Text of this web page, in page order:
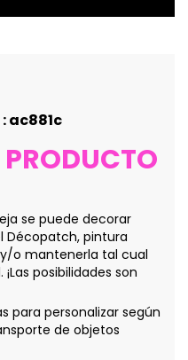
ac881c
PRODUCTO
se puede decorar
Décopatch, pintura
o mantenerla tal cual
posibilidades son
para personalizar según
de objetos